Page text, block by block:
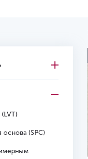
основа (SPC)